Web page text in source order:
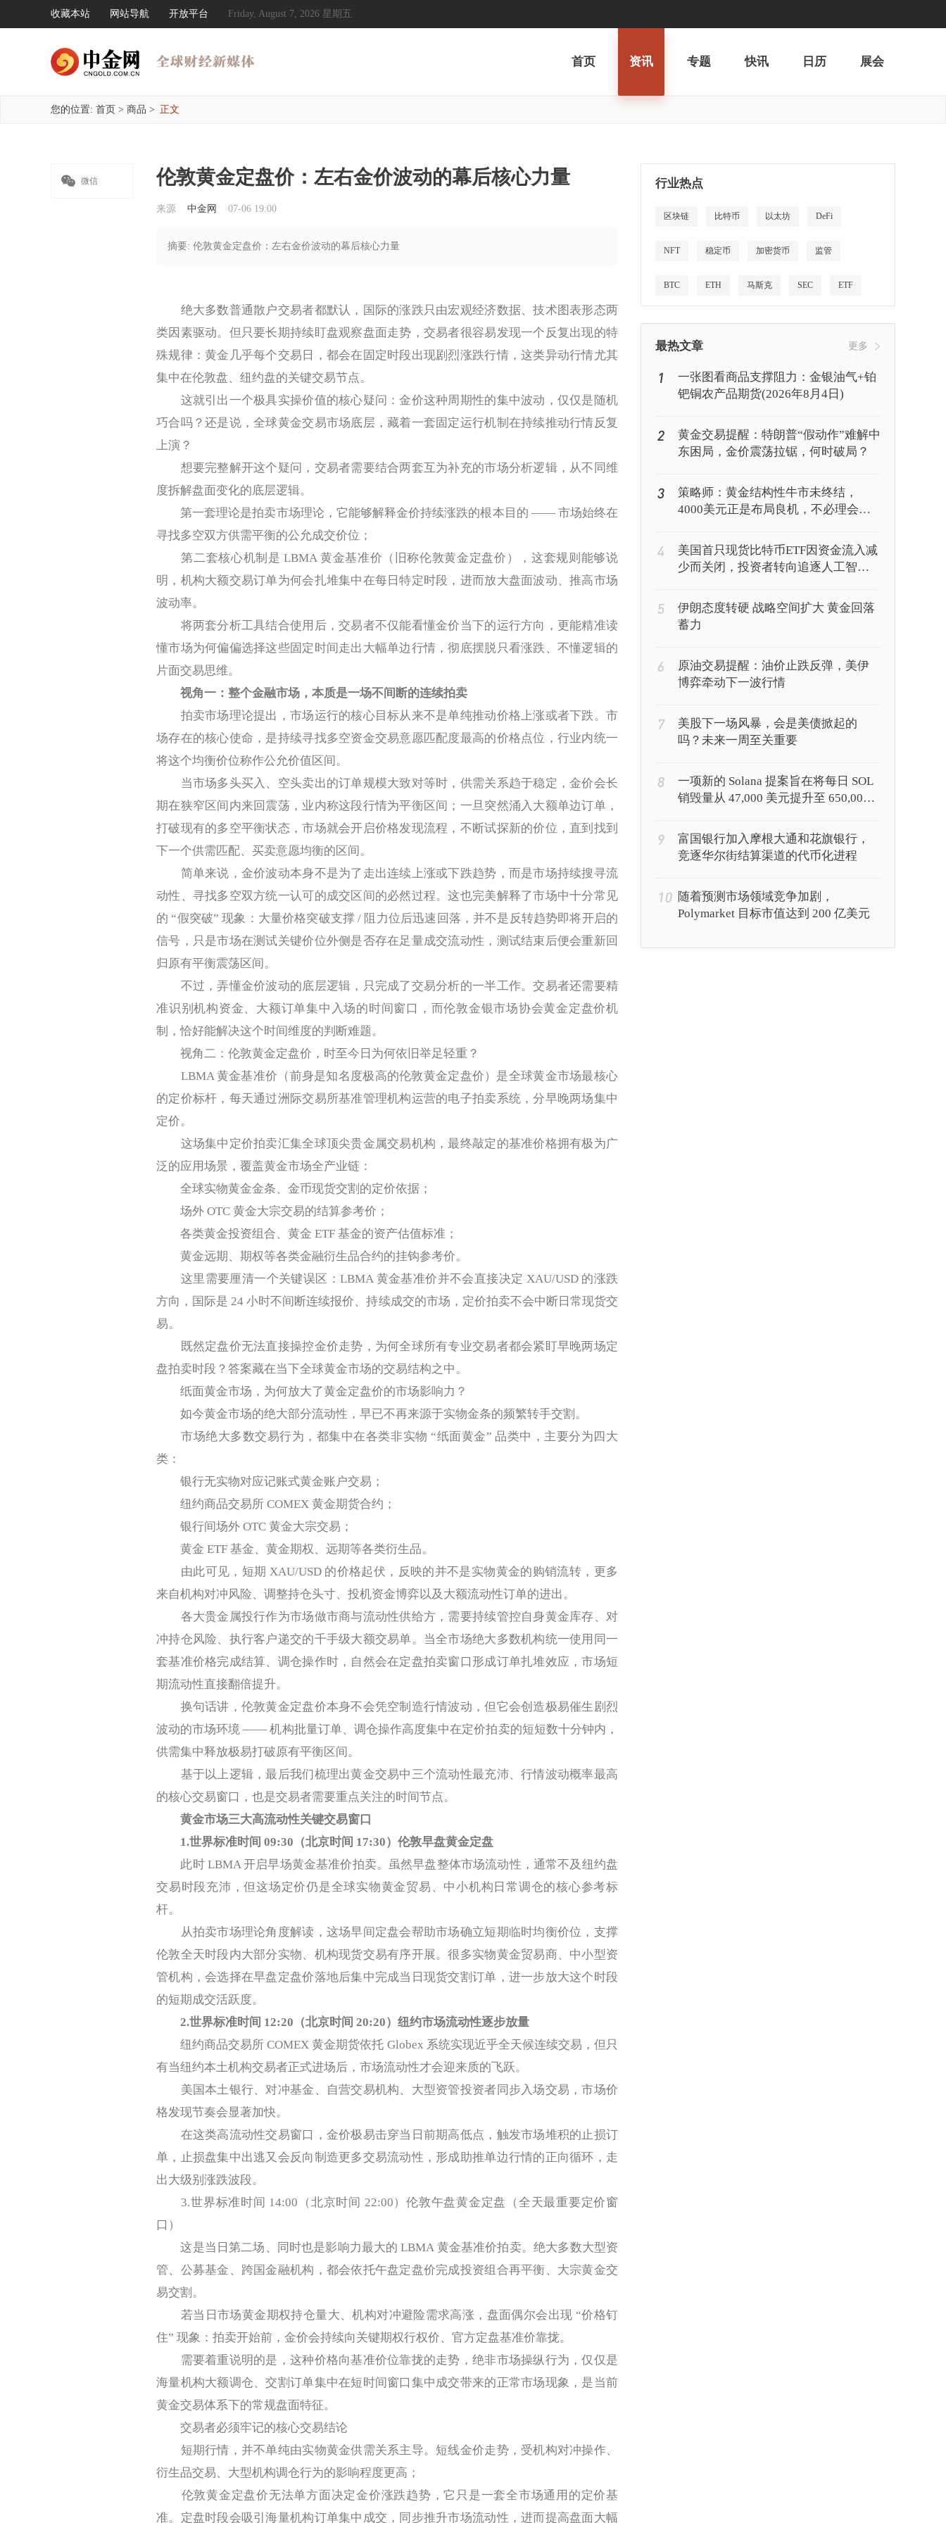
收藏本站 网站导航 开放平台 Friday, August 7, 2026 星期五
首页 资讯 专题 快讯 日历 展会
您的位置: 首页 > 商品 > 正文
 微信 伦敦黄金定盘价：左右金价波动的幕后核心力量
来源 中金网 07-06 19:00
摘要: 伦敦黄金定盘价：左右金价波动的幕后核心力量
绝大多数普通散户交易者都默认，国际的涨跌只由宏观经济数据、技术图表形态两
类因素驱动。但只要长期持续盯盘观察盘面走势，交易者很容易发现一个反复出现的特
殊规律：黄金几乎每个交易日，都会在固定时段出现剧烈涨跌行情，这类异动行情尤其
集中在伦敦盘、纽约盘的关键交易节点。
这就引出一个极具实操价值的核心疑问：金价这种周期性的集中波动，仅仅是随机
巧合吗？还是说，全球黄金交易市场底层，藏着一套固定运行机制在持续推动行情反复
上演？
想要完整解开这个疑问，交易者需要结合两套互为补充的市场分析逻辑，从不同维
度拆解盘面变化的底层逻辑。
第一套理论是拍卖市场理论，它能够解释金价持续涨跌的根本目的 —— 市场始终在
寻找多空双方供需平衡的公允成交价位；
第二套核心机制是 LBMA 黄金基准价（旧称伦敦黄金定盘价），这套规则能够说
明，机构大额交易订单为何会扎堆集中在每日特定时段，进而放大盘面波动、推高市场
波动率。
将两套分析工具结合使用后，交易者不仅能看懂金价当下的运行方向，更能精准读
懂市场为何偏偏选择这些固定时间走出大幅单边行情，彻底摆脱只看涨跌、不懂逻辑的
片面交易思维。
视角一：整个金融市场，本质是一场不间断的连续拍卖
拍卖市场理论提出，市场运行的核心目标从来不是单纯推动价格上涨或者下跌。市
场存在的核心使命，是持续寻找多空资金交易意愿匹配度最高的价格点位，行业内统一
将这个均衡价位称作公允价值区间。
当市场多头买入、空头卖出的订单规模大致对等时，供需关系趋于稳定，金价会长
期在狭窄区间内来回震荡，业内称这段行情为平衡区间；一旦突然涌入大额单边订单，
打破现有的多空平衡状态，市场就会开启价格发现流程，不断试探新的价位，直到找到
下一个供需匹配、买卖意愿均衡的区间。
简单来说，金价波动本身不是为了走出连续上涨或下跌趋势，而是市场持续搜寻流
动性、寻找多空双方统一认可的成交区间的必然过程。这也完美解释了市场中十分常见
的 “假突破” 现象：大量价格突破支撑 / 阻力位后迅速回落，并不是反转趋势即将开启的
信号，只是市场在测试关键价位外侧是否存在足量成交流动性，测试结束后便会重新回
归原有平衡震荡区间。
不过，弄懂金价波动的底层逻辑，只完成了交易分析的一半工作。交易者还需要精
准识别机构资金、大额订单集中入场的时间窗口，而伦敦金银市场协会黄金定盘价机
制，恰好能解决这个时间维度的判断难题。
视角二：伦敦黄金定盘价，时至今日为何依旧举足轻重？
LBMA 黄金基准价（前身是知名度极高的伦敦黄金定盘价）是全球黄金市场最核心
的定价标杆，每天通过洲际交易所基准管理机构运营的电子拍卖系统，分早晚两场集中
定价。
这场集中定价拍卖汇集全球顶尖贵金属交易机构，最终敲定的基准价格拥有极为广
泛的应用场景，覆盖黄金市场全产业链：
全球实物黄金金条、金币现货交割的定价依据；
场外 OTC 黄金大宗交易的结算参考价；
各类黄金投资组合、黄金 ETF 基金的资产估值标准；
黄金远期、期权等各类金融衍生品合约的挂钩参考价。
这里需要厘清一个关键误区：LBMA 黄金基准价并不会直接决定 XAU/USD 的涨跌
方向，国际是 24 小时不间断连续报价、持续成交的市场，定价拍卖不会中断日常现货交
易。
既然定盘价无法直接操控金价走势，为何全球所有专业交易者都会紧盯早晚两场定
盘拍卖时段？答案藏在当下全球黄金市场的交易结构之中。
纸面黄金市场，为何放大了黄金定盘价的市场影响力？
如今黄金市场的绝大部分流动性，早已不再来源于实物金条的频繁转手交割。
市场绝大多数交易行为，都集中在各类非实物 “纸面黄金” 品类中，主要分为四大
类：
银行无实物对应记账式黄金账户交易；
纽约商品交易所 COMEX 黄金期货合约；
银行间场外 OTC 黄金大宗交易；
黄金 ETF 基金、黄金期权、远期等各类衍生品。
由此可见，短期 XAU/USD 的价格起伏，反映的并不是实物黄金的购销流转，更多
来自机构对冲风险、调整持仓头寸、投机资金博弈以及大额流动性订单的进出。
各大贵金属投行作为市场做市商与流动性供给方，需要持续管控自身黄金库存、对
冲持仓风险、执行客户递交的千手级大额交易单。当全市场绝大多数机构统一使用同一
套基准价格完成结算、调仓操作时，自然会在定盘拍卖窗口形成订单扎堆效应，市场短
期流动性直接翻倍提升。
换句话讲，伦敦黄金定盘价本身不会凭空制造行情波动，但它会创造极易催生剧烈
波动的市场环境 —— 机构批量订单、调仓操作高度集中在定价拍卖的短短数十分钟内，
供需集中释放极易打破原有平衡区间。
基于以上逻辑，最后我们梳理出黄金交易中三个流动性最充沛、行情波动概率最高
的核心交易窗口，也是交易者需要重点关注的时间节点。
黄金市场三大高流动性关键交易窗口
1.世界标准时间 09:30（北京时间 17:30）伦敦早盘黄金定盘
此时 LBMA 开启早场黄金基准价拍卖。虽然早盘整体市场流动性，通常不及纽约盘
交易时段充沛，但这场定价仍是全球实物黄金贸易、中小机构日常调仓的核心参考标
杆。
从拍卖市场理论角度解读，这场早间定盘会帮助市场确立短期临时均衡价位，支撑
伦敦全天时段内大部分实物、机构现货交易有序开展。很多实物黄金贸易商、中小型资
管机构，会选择在早盘定盘价落地后集中完成当日现货交割订单，进一步放大这个时段
的短期成交活跃度。
2.世界标准时间 12:20（北京时间 20:20）纽约市场流动性逐步放量
纽约商品交易所 COMEX 黄金期货依托 Globex 系统实现近乎全天候连续交易，但只
有当纽约本土机构交易者正式进场后，市场流动性才会迎来质的飞跃。
美国本土银行、对冲基金、自营交易机构、大型资管投资者同步入场交易，市场价
格发现节奏会显著加快。
在这类高流动性交易窗口，金价极易击穿当日前期高低点，触发市场堆积的止损订
单，止损盘集中出逃又会反向制造更多交易流动性，形成助推单边行情的正向循环，走
出大级别涨跌波段。
3.世界标准时间 14:00（北京时间 22:00）伦敦午盘黄金定盘（全天最重要定价窗
口）
这是当日第二场、同时也是影响力最大的 LBMA 黄金基准价拍卖。绝大多数大型资
管、公募基金、跨国金融机构，都会依托午盘定盘价完成投资组合再平衡、大宗黄金交
易交割。
若当日市场黄金期权持仓量大、机构对冲避险需求高涨，盘面偶尔会出现 “价格钉
住” 现象：拍卖开始前，金价会持续向关键期权行权价、官方定盘基准价靠拢。
需要着重说明的是，这种价格向基准价位靠拢的走势，绝非市场操纵行为，仅仅是
海量机构大额调仓、交割订单集中在短时间窗口集中成交带来的正常市场现象，是当前
黄金交易体系下的常规盘面特征。
交易者必须牢记的核心交易结论
短期行情，并不单纯由实物黄金供需关系主导。短线金价走势，受机构对冲操作、
衍生品交易、大型机构调仓行为的影响程度更高；
伦敦黄金定盘价无法单方面决定金价涨跌趋势，它只是一套全市场通用的定价基
准。定盘时段会吸引海量机构订单集中成交，同步推升市场流动性，进而提高盘面大幅
行业热点
区块链 比特币 以太坊 DeFi
NFT 稳定币 加密货币 监管
BTC ETH 马斯克 SEC ETF
最热文章 更多
1
一张图看商品支撑阻力：金银油气+铂
钯铜农产品期货(2026年8月4日)
2
黄金交易提醒：特朗普“假动作”难解中
东困局，金价震荡拉锯，何时破局？
3
策略师：黄金结构性牛市未终结，
4000美元正是布局良机，不必理会美
4
美国首只现货比特币ETF因资金流入减
少而关闭，投资者转向追逐人工智能
5
伊朗态度转硬 战略空间扩大 黄金回落
蓄力
6
原油交易提醒：油价止跌反弹，美伊
博弈牵动下一波行情
7
美股下一场风暴，会是美债掀起的
吗？未来一周至关重要
8
一项新的 Solana 提案旨在将每日 SOL
销毁量从 47,000 美元提升至 650,000
9
富国银行加入摩根大通和花旗银行，
竞逐华尔街结算渠道的代币化进程
10 随着预测市场领域竞争加剧，
Polymarket 目标市值达到 200 亿美元